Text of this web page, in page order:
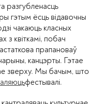
разгубленасць
гэтым ёсць відавочны
чакаюць класных
з квіткамі, побач
прапановаў
канцэрты. Гэтае
зверху. Мы бачым, што
фестывалі.